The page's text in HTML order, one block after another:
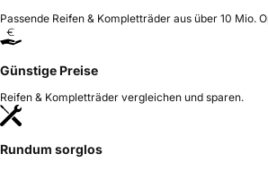
Passende Reifen & Kompletträder aus über 10 Mio.
Günstige Preise
Reifen & Kompletträder vergleichen und sparen.
Rundum sorglos